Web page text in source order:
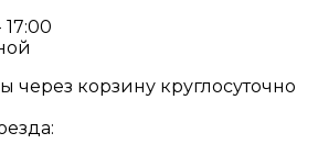
через корзину круглосуточно